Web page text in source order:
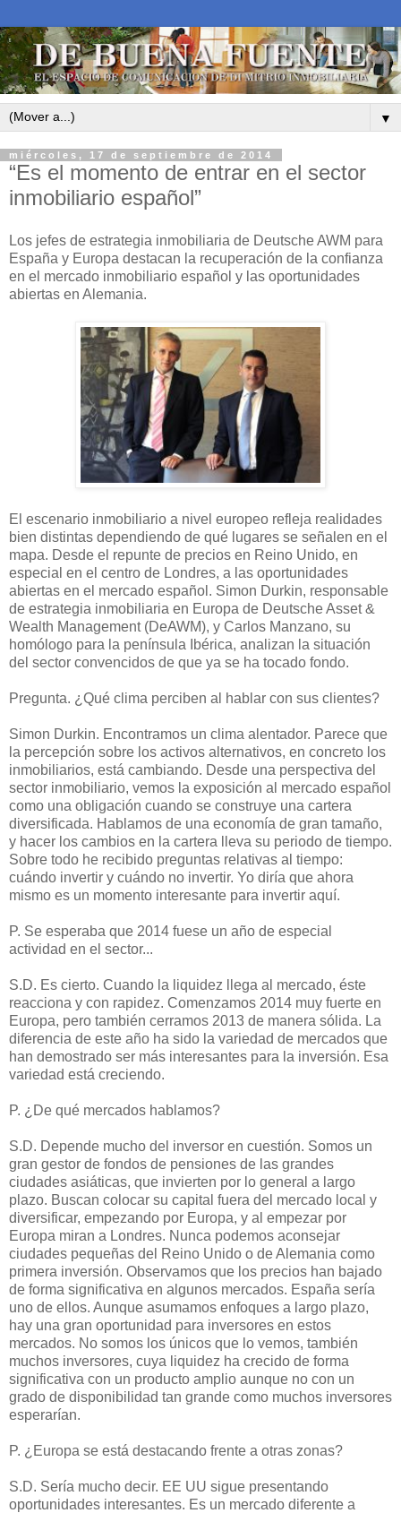
▼
miércoles, 17 de septiembre de 2014
“Es el momento de entrar en el sector
inmobiliario español”
Los jefes de estrategia inmobiliaria de Deutsche AWM para
España y Europa destacan la recuperación de la confianza
en el mercado inmobiliario español y las oportunidades
abiertas en Alemania.
El escenario inmobiliario a nivel europeo refleja realidades
bien distintas dependiendo de qué lugares se señalen en el
mapa. Desde el repunte de precios en Reino Unido, en
especial en el centro de Londres, a las oportunidades
abiertas en el mercado español. Simon Durkin, responsable
de estrategia inmobiliaria en Europa de Deutsche Asset &
Wealth Management (DeAWM), y Carlos Manzano, su
homólogo para la península Ibérica, analizan la situación
del sector convencidos de que ya se ha tocado fondo.
Pregunta. ¿Qué clima perciben al hablar con sus clientes?
Simon Durkin. Encontramos un clima alentador. Parece que
la percepción sobre los activos alternativos, en concreto los
inmobiliarios, está cambiando. Desde una perspectiva del
sector inmobiliario, vemos la exposición al mercado español
como una obligación cuando se construye una cartera
diversificada. Hablamos de una economía de gran tamaño,
y hacer los cambios en la cartera lleva su periodo de tiempo.
Sobre todo he recibido preguntas relativas al tiempo:
cuándo invertir y cuándo no invertir. Yo diría que ahora
mismo es un momento interesante para invertir aquí.
P. Se esperaba que 2014 fuese un año de especial
actividad en el sector...
S.D. Es cierto. Cuando la liquidez llega al mercado, éste
reacciona y con rapidez. Comenzamos 2014 muy fuerte en
Europa, pero también cerramos 2013 de manera sólida. La
diferencia de este año ha sido la variedad de mercados que
han demostrado ser más interesantes para la inversión. Esa
variedad está creciendo.
P. ¿De qué mercados hablamos?
S.D. Depende mucho del inversor en cuestión. Somos un
gran gestor de fondos de pensiones de las grandes
ciudades asiáticas, que invierten por lo general a largo
plazo. Buscan colocar su capital fuera del mercado local y
diversificar, empezando por Europa, y al empezar por
Europa miran a Londres. Nunca podemos aconsejar
ciudades pequeñas del Reino Unido o de Alemania como
primera inversión. Observamos que los precios han bajado
de forma significativa en algunos mercados. España sería
uno de ellos. Aunque asumamos enfoques a largo plazo,
hay una gran oportunidad para inversores en estos
mercados. No somos los únicos que lo vemos, también
muchos inversores, cuya liquidez ha crecido de forma
significativa con un producto amplio aunque no con un
grado de disponibilidad tan grande como muchos inversores
esperarían.
P. ¿Europa se está destacando frente a otras zonas?
S.D. Sería mucho decir. EE UU sigue presentando
oportunidades interesantes. Es un mercado diferente a